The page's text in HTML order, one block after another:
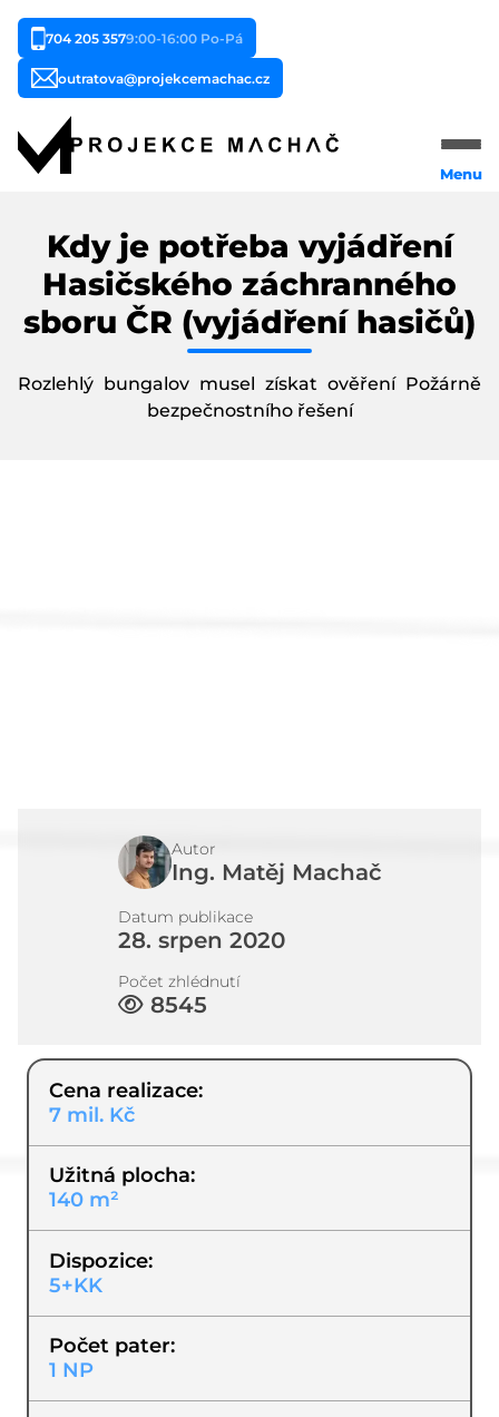
704 205 3579:00-16:00 Po-Pá
outratova@projekcemachac.cz
Naše služby
Typy staveb
Reference
Menu
Kdy je potřeba vyjádření
Hasičského záchranného
sboru ČR (vyjádření hasičů)
Rozlehlý bungalov musel získat ověření Požárně
bezpečnostního řešení
Autor
Ing. Matěj Machač
Datum publikace
28. srpen 2020
Počet zhlédnutí
8545
Cena realizace
7 mil. Kč
Užitná plocha
140 m²
Dispozice
5+KK
Počet pater
1 NP